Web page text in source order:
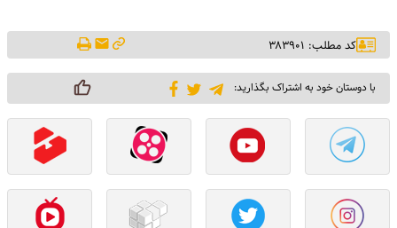
کد مطلب: ۳۸۳۹۰۱
با دوستان خود به اشتراک بگذارید: